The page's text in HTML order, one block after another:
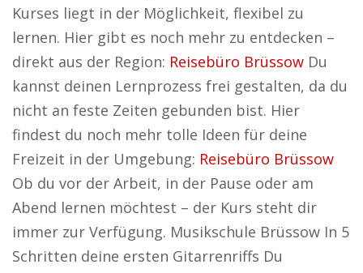
Kurses liegt in der Möglichkeit, flexibel zu
lernen. Hier gibt es noch mehr zu entdecken –
direkt aus der Region: Reisebüro Brüssow Du
kannst deinen Lernprozess frei gestalten, da du
nicht an feste Zeiten gebunden bist. Hier
findest du noch mehr tolle Ideen für deine
Freizeit in der Umgebung: Reisebüro Brüssow
Ob du vor der Arbeit, in der Pause oder am
Abend lernen möchtest – der Kurs steht dir
immer zur Verfügung. Musikschule Brüssow In 5
Schritten deine ersten Gitarrenriffs Du